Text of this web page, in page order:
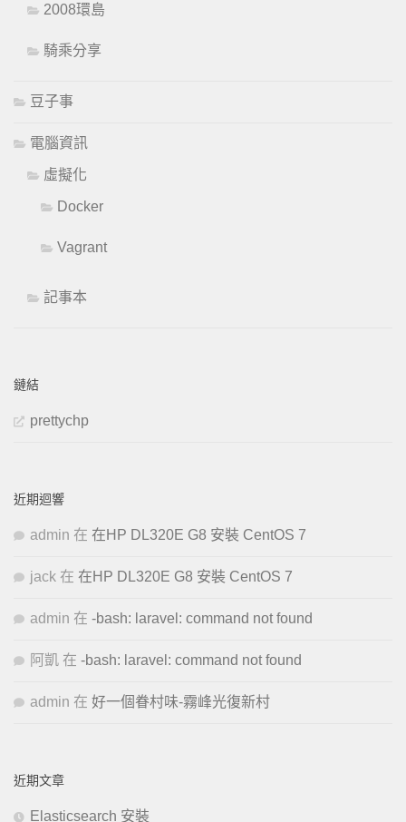
2008環島
騎乘分享
豆子事
電腦資訊
虛擬化
Docker
Vagrant
記事本
鏈結
prettychp
近期迴響
admin 在 在HP DL320E G8 安裝 CentOS 7
jack 在 在HP DL320E G8 安裝 CentOS 7
admin 在 -bash: laravel: command not found
阿凱 在 -bash: laravel: command not found
admin 在 好一個眷村味-霧峰光復新村
近期文章
Elasticsearch 安裝